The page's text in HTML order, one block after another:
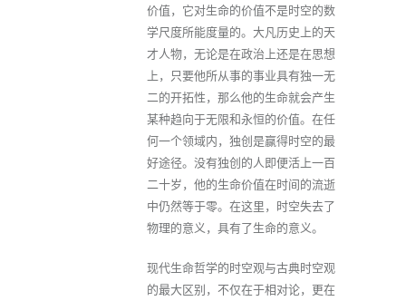
价值，它对生命的价值不是时空的数
学尺度所能度量的。大凡历史上的天
才人物，无论是在政治上还是在思想
上，只要他所从事的事业具有独一无
二的开拓性，那么他的生命就会产生
某种趋向于无限和永恒的价值。在任
何一个领域内，独创是赢得时空的最
好途径。没有独创的人即便活上一百
二十岁，他的生命价值在时间的流逝
中仍然等于零。在这里，时空失去了
物理的意义，具有了生命的意义。
现代生命哲学的时空观与古典时空观
的最大区别，不仅在于相对论，更在